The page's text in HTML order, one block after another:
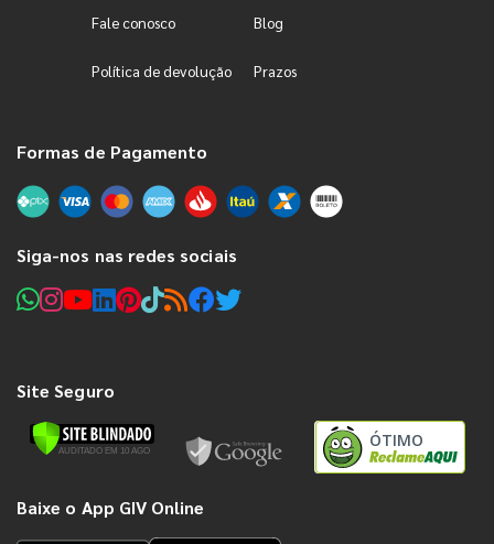
Fale conosco Blog
Política de devolução Prazos
Formas de Pagamento
Siga-nos nas redes sociais
Site Seguro
ÓTIMO
Baixe o App GIV Online